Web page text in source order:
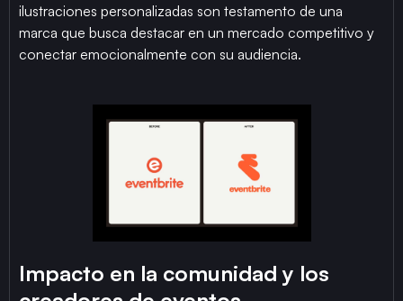
ilustraciones personalizadas son testamento de una
marca que busca destacar en un mercado competitivo y
conectar emocionalmente con su audiencia.
Impacto en la comunidad y los